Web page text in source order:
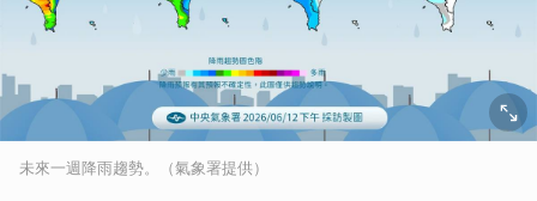
未來一週降雨趨勢。（氣象署提供）